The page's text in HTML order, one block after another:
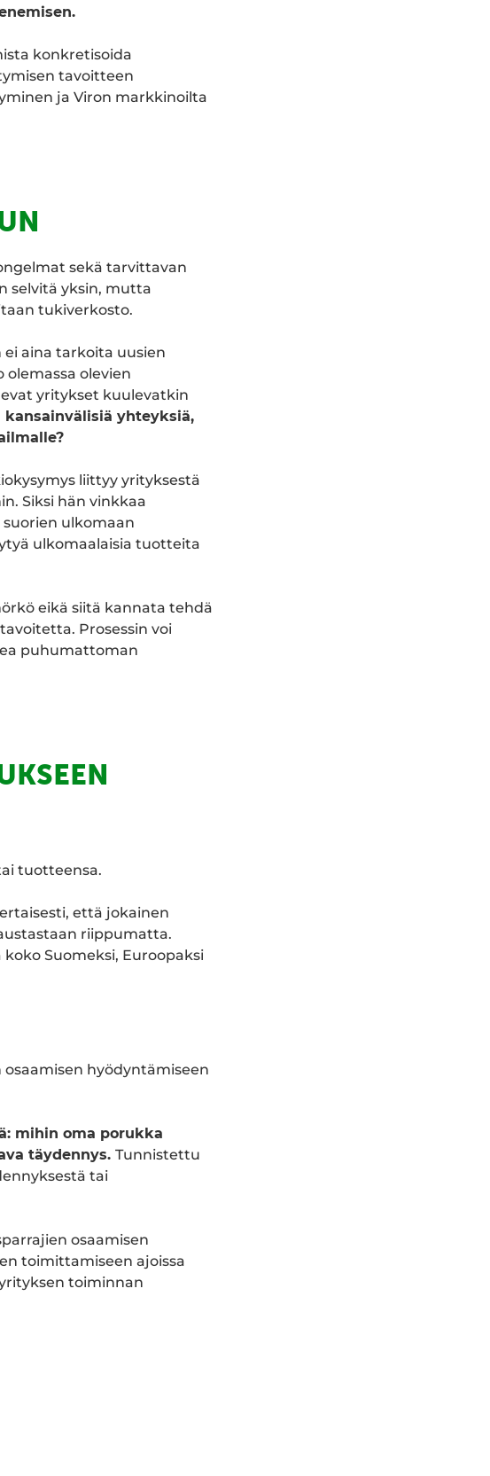
konkretisoida
tavoitteen
ja Viron markkinoilta
sekä tarvittavan
selvitä yksin, mutta
tukiverkosto.
aina tarkoita uusien
olevien
yritykset kuulevatkin
yhteyksiä,
liittyy yrityksestä
Siksi hän vinkkaa
ulkomaan
ulkomaalaisia tuotteita
eikä siitä kannata tehdä
Prosessin voi
puhumattoman
tuotteensa.
että jokainen
riippumatta.
Suomeksi, Euroopaksi
hyödyntämiseen
mihin oma porukka
täydennys. Tunnistettu
tai
osaamisen
toimittamiseen ajoissa
toiminnan